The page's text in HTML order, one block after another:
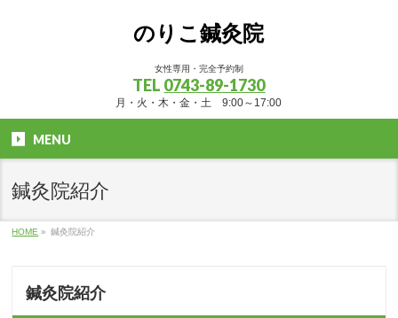
のりこ鍼灸院
女性専用・完全予約制
TEL 0743-89-1730
月・火・木・金・土 9:00～17:00
MENU
鍼灸院紹介
HOME » 鍼灸院紹介
鍼灸院紹介